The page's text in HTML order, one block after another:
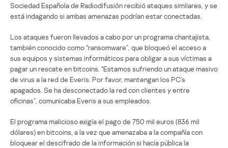
Sociedad Española de Radiodifusión recibió ataques similares, y se
está indagando si ambas amenazas podrían estar conectadas.
Los ataques fueron llevados a cabo por un programa chantajista,
también conocido como “ransomware”, que bloqueó el acceso a
sus equipos y sistemas informáticos para obligar a sus víctimas a
pagar un rescate en bitcoins. “Estamos sufriendo un ataque masivo
de virus a la red de Everis. Por favor, mantengan los PC’s
apagados. Se ha desconectado la red con clientes y entre
oficinas”, comunicaba Everis a sus empleados.
El programa malicioso exigía el pago de 750 mil euros (836 mil
dólares) en bitcoins, a la vez que amenazaba a la compañía con
bloquear el descifrado de la información si hacía pública la